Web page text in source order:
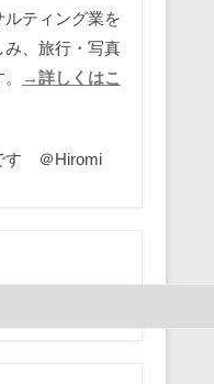
ルティング業を
み、旅行・写真
→詳しくはこ
す ＠Hiromi